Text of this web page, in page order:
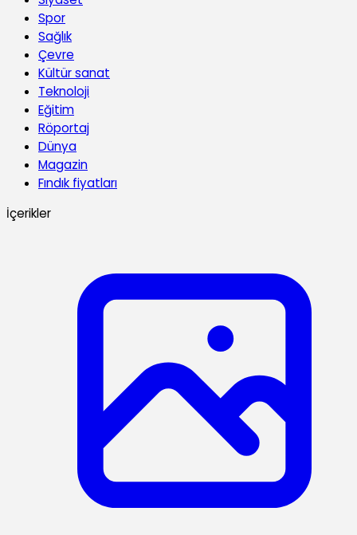
Spor
Sağlık
Çevre
Kültür sanat
Teknoloji
Eğitim
Röportaj
Dünya
Magazin
Fındık fiyatları
İçerikler